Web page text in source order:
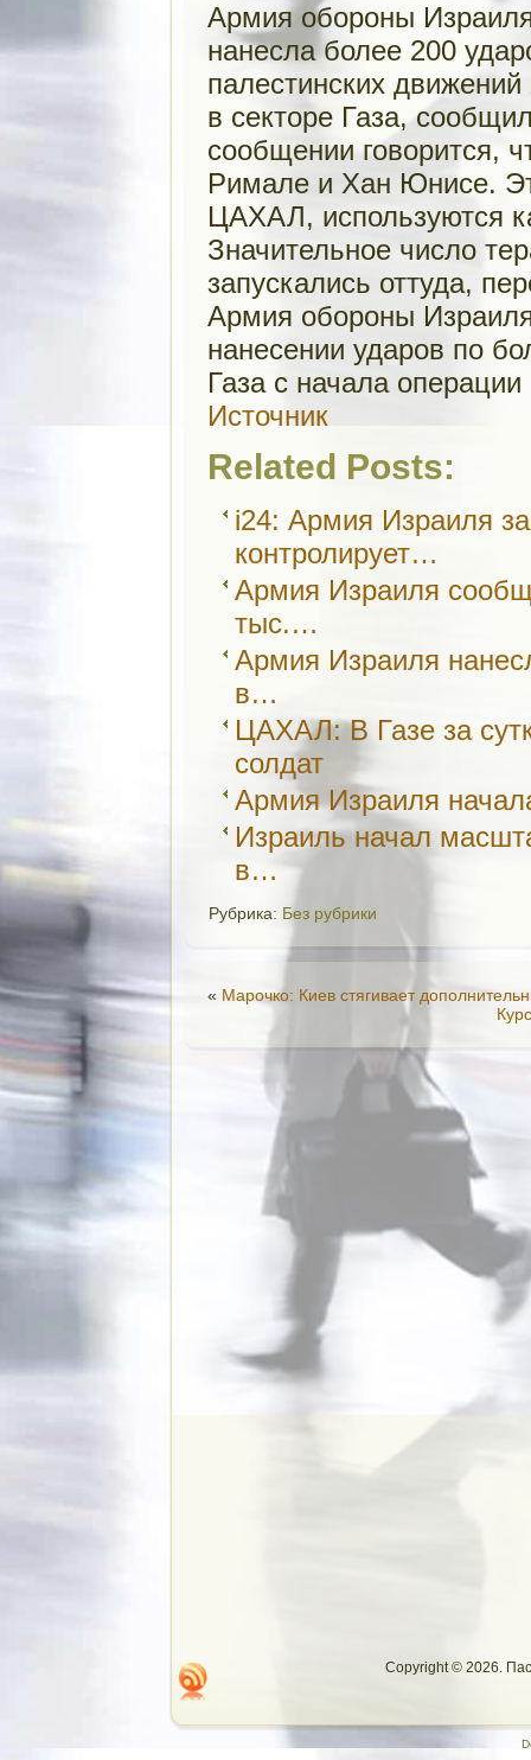
Армия обороны
нанесла более 200
палестинских
в секторе Газа,
сообщении говорится,
Римале и Хан Юнисе.
ЦАХАЛ, используются
Значительное число
запускались оттуда,
Армия обороны
нанесении ударов по
Газа с начала операции
Источник
Related Posts:
i24: Армия Израиля
контролирует…
Армия Израиля
тыс.…
Армия Израиля
в…
ЦАХАЛ: В Газе за
солдат
Армия Израиля
Израиль начал
в…
Рубрика: Без рубрики
« Марочко: Киев стягивает
Copyright © 2026.